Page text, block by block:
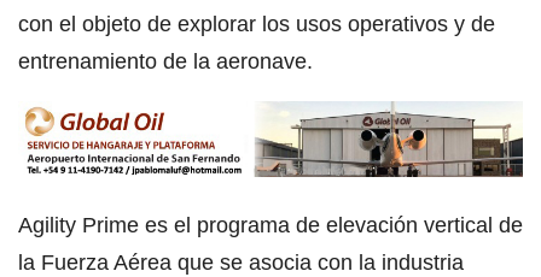
con el objeto de explorar los usos operativos y de
entrenamiento de la aeronave.
Agility Prime es el programa de elevación vertical de
la Fuerza Aérea que se asocia con la industria